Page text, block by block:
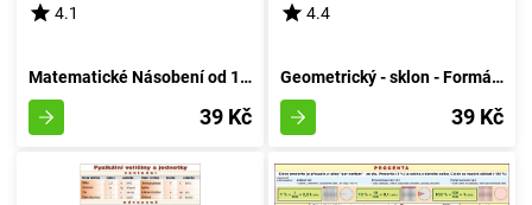
4.1
Matematické Násobení od 1 do 10 - A4
39 Kč
4.4
Geometrický - sklon - Formát A4
39 Kč